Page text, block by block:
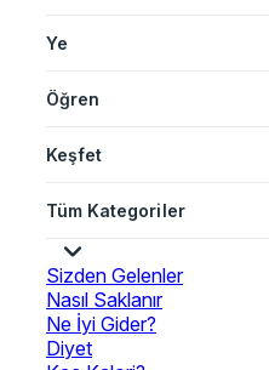
Ye
Öğren
Keşfet
Tüm Kategoriler
Sizden Gelenler
Nasıl Saklanır
Ne İyi Gider?
Diyet